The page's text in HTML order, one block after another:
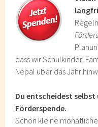
dass wir Schulkinder,
Nepal über das Jahr
Du entscheidest
Förderspende.
Schon kleine